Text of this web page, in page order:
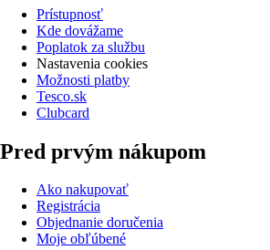
Prístupnosť
Kde dovážame
Poplatok za službu
Nastavenia cookies
Možnosti platby
Tesco.sk
Clubcard
Pred prvým nákupom
Ako nakupovať
Registrácia
Objednanie doručenia
Moje obľúbené